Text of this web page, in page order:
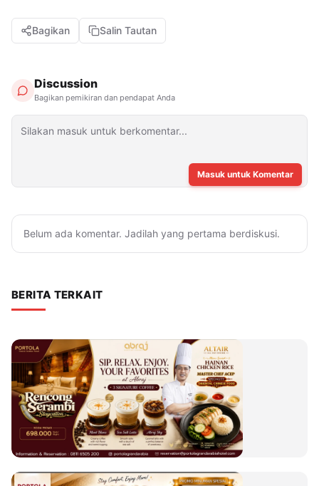
Bagikan Salin Tautan
Discussion
Bagikan pemikiran dan pendapat Anda
Masuk untuk Komentar
Belum ada komentar. Jadilah yang pertama berdiskusi.
BERITA TERKAIT